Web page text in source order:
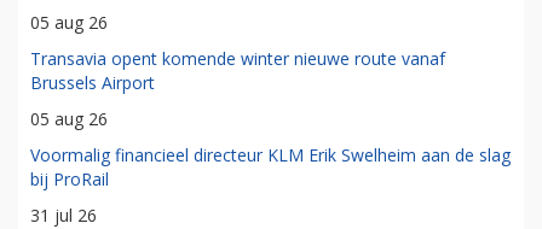
05 aug 26
Transavia opent komende winter nieuwe route vanaf
Brussels Airport
05 aug 26
Voormalig financieel directeur KLM Erik Swelheim aan de slag
bij ProRail
31 jul 26